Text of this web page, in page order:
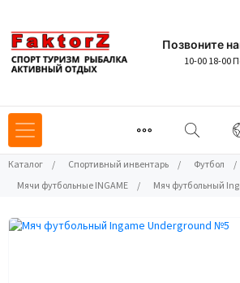
Позвоните
10-00 18-00
Каталог / Спортивный инвентарь / Футбол
/
Мячи футбольные INGAME
/ Мяч футбольный